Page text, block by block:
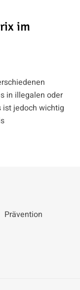
im
in illegalen oder
ist jedoch wichtig
Prävention